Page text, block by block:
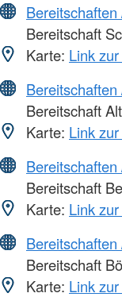
Bereitschaft
Karte: Link
Bereitschaft
Karte: Link
Bereitschaft
Karte: Link
Bereitschaft
Karte: Link